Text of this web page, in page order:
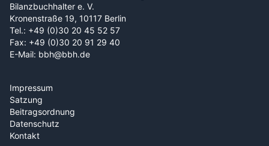
Bilanzbuchhalter e. V.
Kronenstraße 19, 10117 Berlin
Tel.: +49 (0)30 20 45 52 57
Fax: +49 (0)30 20 91 29 40
E-Mail: bbh@bbh.de
Impressum
Satzung
Beitragsordnung
Datenschutz
Kontakt